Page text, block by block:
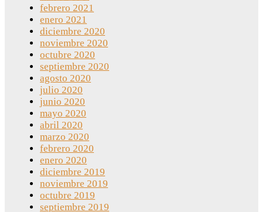
febrero 2021
enero 2021
diciembre 2020
noviembre 2020
octubre 2020
septiembre 2020
agosto 2020
julio 2020
junio 2020
mayo 2020
abril 2020
marzo 2020
febrero 2020
enero 2020
diciembre 2019
noviembre 2019
octubre 2019
septiembre 2019